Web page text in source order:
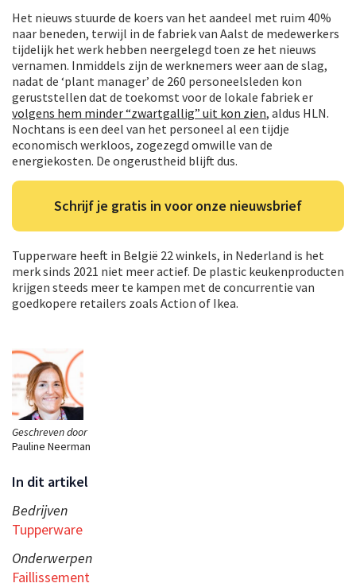
Geschreven door
Pauline Neerman
In dit artikel
Bedrijven
Tupperware
Onderwerpen
Faillissement
Het nieuws stuurde de koers van het aandeel met ruim 40%
naar beneden, terwijl in de fabriek van Aalst de medewerkers
tijdelijk het werk hebben neergelegd toen ze het nieuws
vernamen. Inmiddels zijn de werknemers weer aan de slag,
nadat de ‘plant manager’ de 260 personeelsleden kon
geruststellen dat de toekomst voor de lokale fabriek er
volgens hem minder “zwartgallig” uit kon zien, aldus HLN.
Nochtans is een deel van het personeel al een tijdje
economisch werkloos, zogezegd omwille van de
energiekosten. De ongerustheid blijft dus.
Schrijf je gratis in voor onze nieuwsbrief
Tupperware heeft in België 22 winkels, in Nederland is het
merk sinds 2021 niet meer actief. De plastic keukenproducten
krijgen steeds meer te kampen met de concurrentie van
goedkopere retailers zoals Action of Ikea.